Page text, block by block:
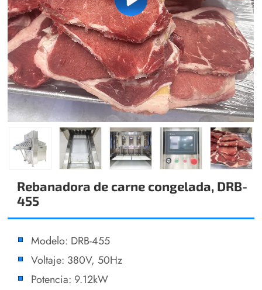
Rebanadora de carne congelada, DRB-
455
Modelo: DRB-455
Voltaje: 380V, 50Hz
Potencia: 9.12kW